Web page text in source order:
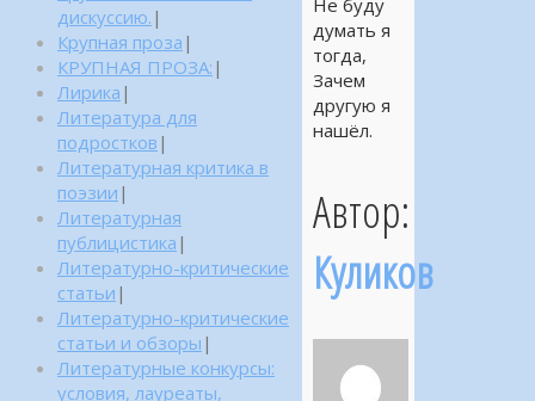
Не буду
думать я
тогда,
Зачем
другую я
нашёл.
Автор:
Куликов
дискуссию. |
Крупная проза |
КРУПНАЯ ПРОЗА: |
Лирика |
Литература для
подростков |
Литературная критика в
поэзии |
Литературная
публицистика |
Литературно-критические
статьи |
Литературно-критические
статьи и обзоры |
Литературные конкурсы:
условия, лауреаты,